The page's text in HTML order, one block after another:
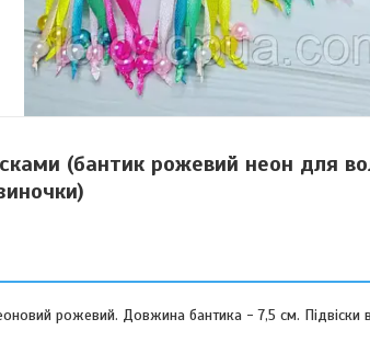
(бантик рожевий неон для
рожевий. Довжина бантика - 7,5 см. Підвіски